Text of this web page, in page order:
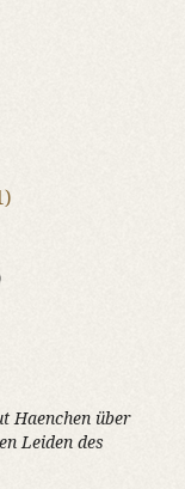
Haenchen über
Leiden des